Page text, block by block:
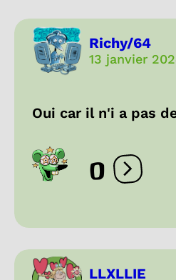
Richy/64
13 janvier
Oui car il n'i a pas
0 Ouvrir
LLXLLIE